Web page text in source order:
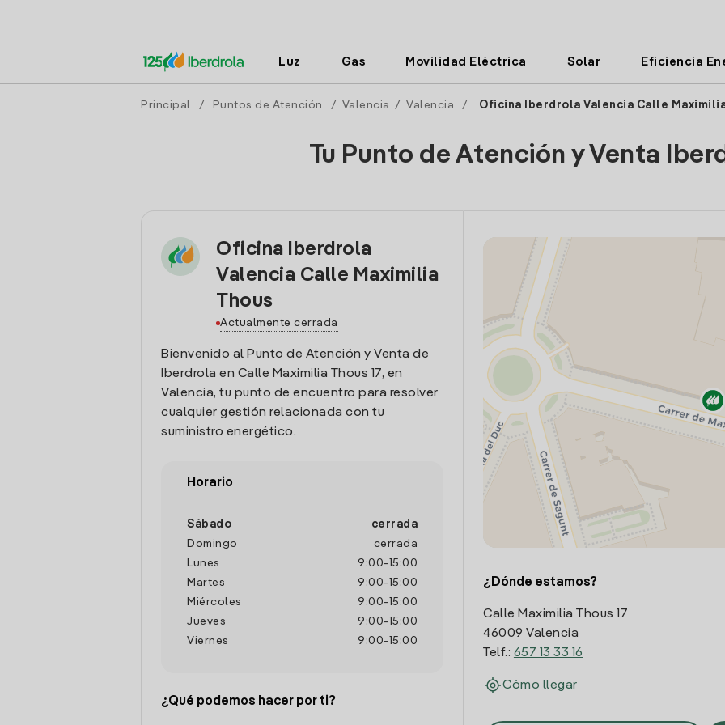
Luz Gas Movilidad Eléctrica Solar Eficiencia
Principal / Puntos de Atención / Valencia / Valencia / Oficina Iberdrola Valencia Calle
Tu Punto de Atención y Venta
Oficina Iberdrola
Valencia Calle Maximilia
Thous
Actualmente cerrada
Bienvenido al Punto de Atención y Venta de
Iberdrola en Calle Maximilia Thous 17, en
Valencia, tu punto de encuentro para resolver
cualquier gestión relacionada con tu
suministro energético.
Horario
Sábado
cerrada
Domingo
cerrada
Lunes
9:00- 15:00
Martes
9:00- 15:00
Miércoles
9:00- 15:00
Jueves
9:00- 15:00
Viernes
9:00- 15:00
¿Qué podemos hacer por ti?
¿Dónde estamos?
Calle Maximilia Thous 17
46009 Valencia
Telf.: 657 13 33 16
Cómo llegar